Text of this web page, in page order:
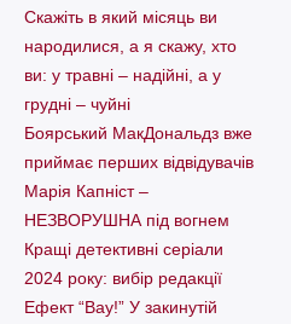
Скажіть в який місяць ви
народилися, а я скажу, хто
ви: у травні – надійні, а у
грудні – чуйні
Боярський МакДональдз вже
приймає перших відвідувачів
Марія Капніст –
НЕЗВОРУШНА під вогнем
Кращі детективні серіали
2024 року: вибір редакції
Ефект “Вау!” У закинутій